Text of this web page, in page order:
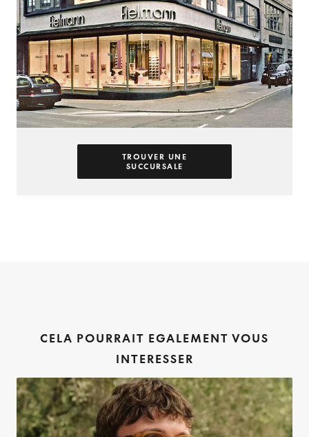
TROUVER UNE
SUCCURSALE
CELA POURRAIT EGALEMENT VOUS
INTERESSER